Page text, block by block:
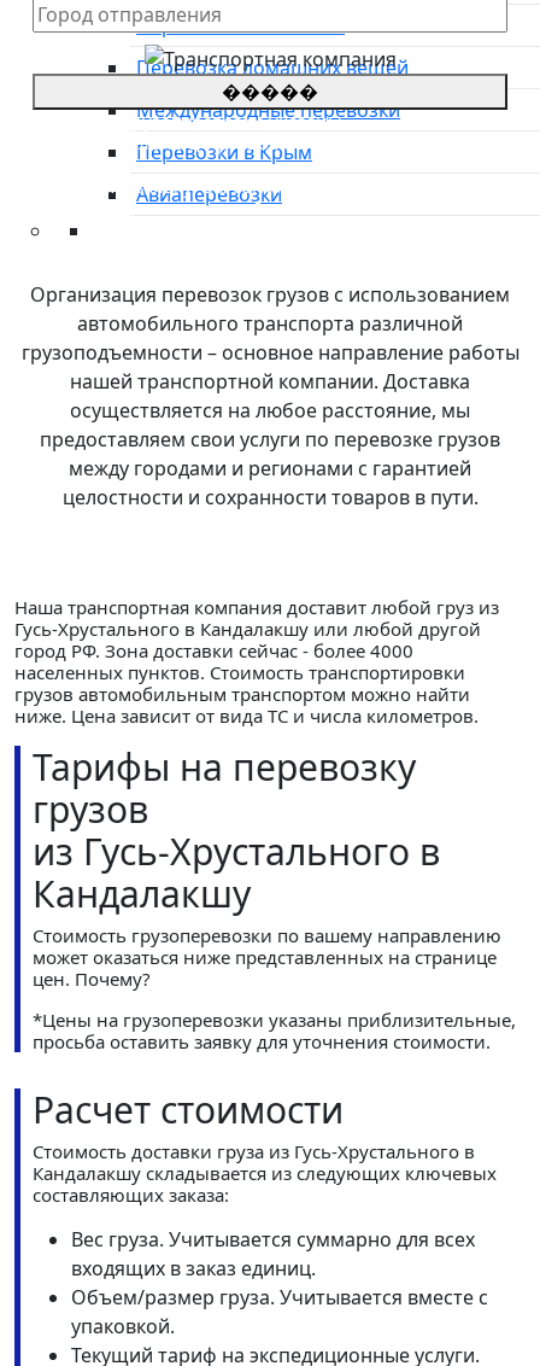
Перевозка автовозом
Перевозка домашних вещей
Международные перевозки
Перевозки в Крым
Авиаперевозки
О компании
Направления
Тарифы
Международные перевозки
Контакты
�����
*Цены на грузоперевозки указаны
приблизительные, просьба оставить заявку для
уточнения стоимости.
**оставляя заявку, Вы соглашаетесь с
конфиденциальности сайта
Организация перевозок грузов с использованием
автомобильного транспорта различной
грузоподъемности – основное направление работы
нашей транспортной компании. Доставка
осуществляется на любое расстояние, мы
предоставляем свои услуги по перевозке грузов
между городами и регионами с гарантией
целостности и сохранности товаров в пути.
Наша транспортная компания доставит любой груз из
Гусь-Хрустального в Кандалакшу или любой другой
город РФ. Зона доставки сейчас - более 4000
населенных пунктов. Стоимость транспортировки
грузов автомобильным транспортом можно найти
ниже. Цена зависит от вида ТС и числа километров.
Тарифы на перевозку
грузов
из Гусь-Хрустального в
Кандалакшу
Стоимость грузоперевозки по вашему направлению
может оказаться ниже представленных на странице
цен. Почему?
*Цены на грузоперевозки указаны приблизительные,
просьба оставить заявку для уточнения стоимости.
Расчет стоимости
Стоимость доставки груза из Гусь-Хрустального в
Кандалакшу складывается из следующих ключевых
составляющих заказа:
Вес груза. Учитывается суммарно для всех
входящих в заказ единиц.
Объем/размер груза. Учитывается вместе с
упаковкой.
Текущий тариф на экспедиционные услуги.